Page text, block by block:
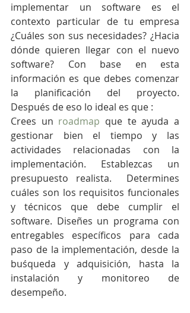
implementar un software es el
contexto particular de tu empresa
¿Cuáles son sus necesidades? ¿Hacia
dónde quieren llegar con el nuevo
software? Con base en esta
información es que debes comenzar
la planificación del proyecto.
Después de eso lo ideal es que :
Crees un roadmap que te ayuda a
gestionar bien el tiempo y las
actividades relacionadas con la
implementación. Establezcas un
presupuesto realista.  Determines
cuáles son los requisitos funcionales
y técnicos que debe cumplir el
software. Diseñes un programa con
entregables específicos para cada
paso de la implementación, desde la
buśqueda y adquisición, hasta la
instalación y monitoreo de
desempeño.